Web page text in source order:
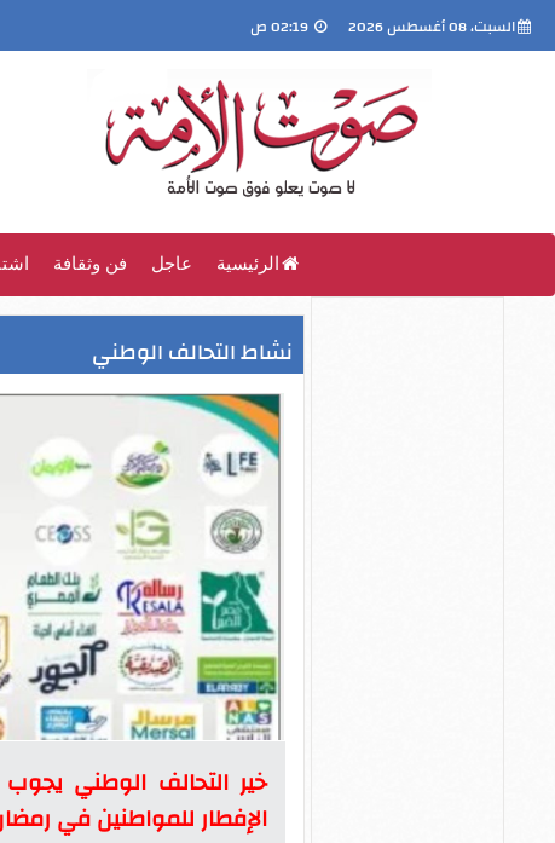
السبت، 08 أغسطس 2026
الرئيسية عاجل فن وثقافة
نشاط التحالف الوطني
خير التحالف الوطني
الإفطار للمواطنين في